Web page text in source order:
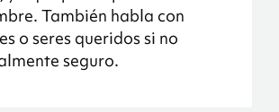
También habla con
o seres queridos si no
seguro.